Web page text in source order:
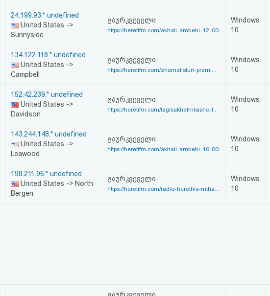
24.199.93.* undefined
United States ->
Sunnyside
გაურკვეველი
https://heretifm.com/akhali-ambebi-12-00...
Windows
10
134.122.118.* undefined
United States ->
Campbell
გაურკვეველი
https://heretifm.com/zhurnalisturi-premi...
Windows
10
152.42.239.* undefined
United States ->
Davidson
გაურკვეველი
https://heretifm.com/tag/sakhelmtsipho-t...
Windows
10
143.244.148.* undefined
United States ->
Leawood
გაურკვეველი
https://heretifm.com/akhali-ambebi-16-00...
Windows
10
198.211.96.* undefined
United States -> North
Bergen
გაურკვეველი
https://heretifm.com/radio-herethis-mtha...
Windows
10